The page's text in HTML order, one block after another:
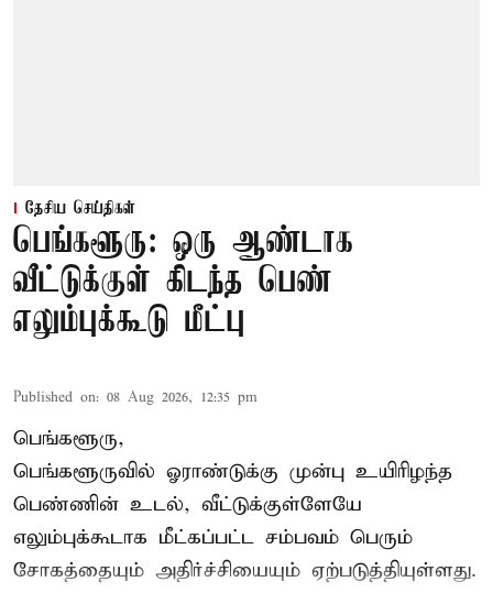
தேசிய செய்திகள்
பெங்களூரு: ஒரு ஆண்டாக
வீட்டுக்குள் கிடந்த பெண்
எலும்புக்கூடு மீட்பு
Published on: 08 Aug 2026, 12:35 pm
பெங்களூரு,
பெங்களூருவில் ஓராண்டுக்கு முன்பு உயிரிழந்த
பெண்ணின் உடல், வீட்டுக்குள்ளேயே
எலும்புக்கூடாக மீட்கப்பட்ட சம்பவம் பெரும்
சோகத்தையும் அதிர்ச்சியையும் ஏற்படுத்தியுள்ளது.